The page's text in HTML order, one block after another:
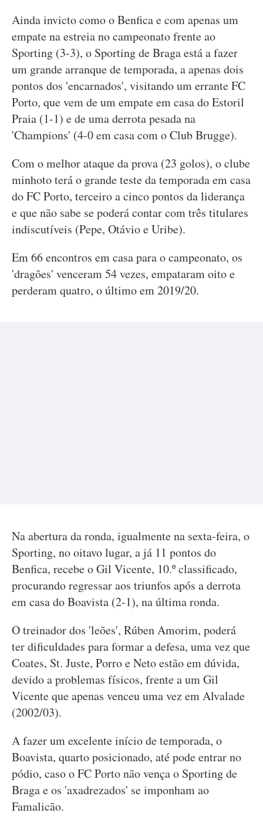
Ainda invicto como o Benfica e com apenas um
empate na estreia no campeonato frente ao
Sporting (3-3), o Sporting de Braga está a fazer
um grande arranque de temporada, a apenas dois
pontos dos 'encarnados', visitando um errante FC
Porto, que vem de um empate em casa do Estoril
Praia (1-1) e de uma derrota pesada na
'Champions' (4-0 em casa com o Club Brugge).
Com o melhor ataque da prova (23 golos), o clube
minhoto terá o grande teste da temporada em casa
do FC Porto, terceiro a cinco pontos da liderança
e que não sabe se poderá contar com três titulares
indiscutíveis (Pepe, Otávio e Uribe).
Em 66 encontros em casa para o campeonato, os
'dragões' venceram 54 vezes, empataram oito e
perderam quatro, o último em 2019/20.
Na abertura da ronda, igualmente na sexta-feira, o
Sporting, no oitavo lugar, a já 11 pontos do
Benfica, recebe o Gil Vicente, 10.º classificado,
procurando regressar aos triunfos após a derrota
em casa do Boavista (2-1), na última ronda.
O treinador dos 'leões', Rúben Amorim, poderá
ter dificuldades para formar a defesa, uma vez que
Coates, St. Juste, Porro e Neto estão em dúvida,
devido a problemas físicos, frente a um Gil
Vicente que apenas venceu uma vez em Alvalade
(2002/03).
A fazer um excelente início de temporada, o
Boavista, quarto posicionado, até pode entrar no
pódio, caso o FC Porto não vença o Sporting de
Braga e os 'axadrezados' se imponham ao
Famalicão.